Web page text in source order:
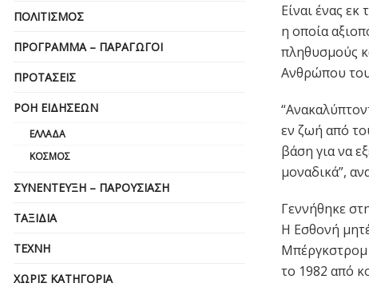
Είναι ένας
η οποία
πληθυσμούς
Ανθρώπου
εν ζωή από
βάση για να
μοναδικά”,
Γεννήθηκε
Η Εσθονή
Μπέργκστρομ
το 1982 από
ΠΟΛΙΤΙΣΜΌΣ
ΠΡΌΓΡΑΜΜΑ – ΠΑΡΑΓΩΓΟΊ
ΠΡΟΤΆΣΕΙΣ
ΡΟΉ ΕΙΔΉΣΕΩΝ
ΕΛΛΆΔΑ
ΚΌΣΜΟΣ
ΣΥΝΈΝΤΕΥΞΗ – ΠΑΡΟΥΣΊΑΣΗ
ΤΑΞΊΔΙΑ
ΤΈΧΝΗ
ΧΩΡΊΣ ΚΑΤΗΓΟΡΊΑ